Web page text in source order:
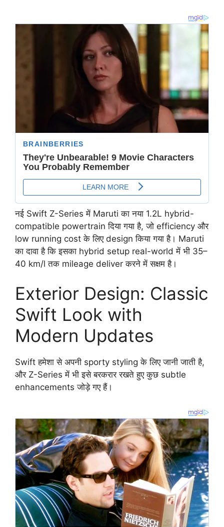
नई Swift Z-Series में Maruti का नया 1.2L hybrid-
compatible powertrain दिया गया है, जो efficiency और
low running cost के लिए design किया गया है। Maruti
का दावा है कि इसका hybrid setup real-world में भी 35–
40 km/l तक mileage deliver करने में सक्षम है।
Exterior Design: Classic
Swift Look with
Modern Updates
Swift हमेशा से अपनी sporty styling के लिए जानी जाती है,
और Z-Series में भी इसे बरकरार रखते हुए कुछ subtle
enhancements जोड़े गए हैं।